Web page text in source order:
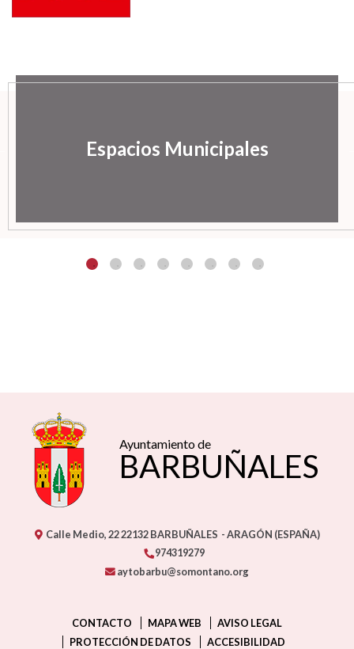
Espacios Municipales
Ayuntamiento de
BARBUÑALES
Calle Medio, 2222132 BARBUÑALES - ARAGÓN (ESPAÑA)
974319279
aytobarbu@somontano.org
CONTACTO MAPA WEB
AVISO LEGAL
PROTECCIÓN DE DATOS
ACCESIBILIDAD